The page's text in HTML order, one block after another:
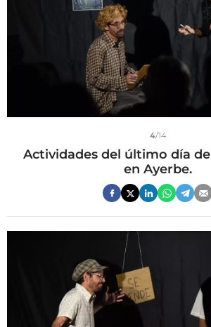
4/14
Actividades del último día
en Ayerbe.